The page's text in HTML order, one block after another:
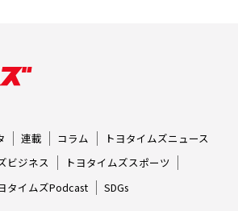
連載 コラム
トヨタイムズニュース
ビジネス
トヨタイムズスポーツ
タイムズPodcast
SDGs